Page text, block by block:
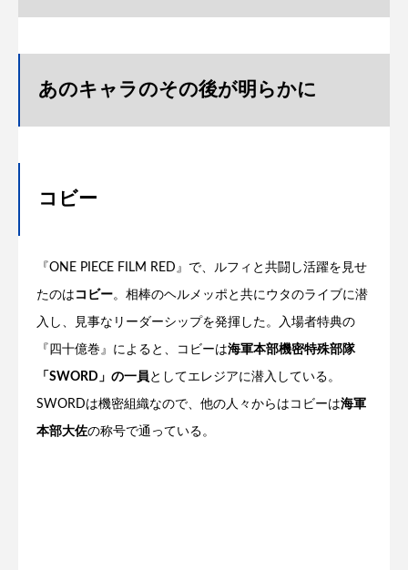
あのキャラのその後が明らかに
コビー
『ONE PIECE FILM RED』で、ルフィと共闘し活躍を見せ
たのは コビー。相棒のヘルメッポと共にウタのライブに潜
入し、見事なリーダーシップを発揮した。入場者特典の
『四十億巻』によると、コビーは海軍本部機密特殊部隊
「SWORD」の一員 としてエレジアに潜入している。
SWORDは機密組織なので、他の人々からはコビーは海軍
本部大佐の称号で通っている。